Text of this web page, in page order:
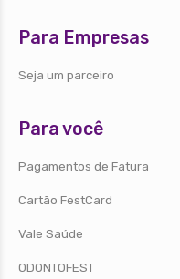
Para Empresas
Seja um parceiro
Para você
Pagamentos de Fatura
Cartão FestCard
Vale Saúde
ODONTOFEST